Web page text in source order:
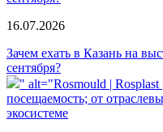
16.07.2026
Зачем ехать в Казань на
сентября?
" alt="Rosmould |
посещаемость; от
экосистеме